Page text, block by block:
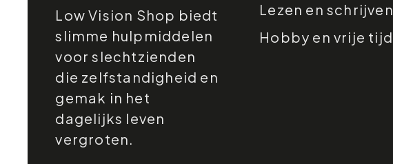
Low Vision Shop biedt
slimme hulpmiddelen
voor slechtzienden
die zelfstandigheid en
gemak in het
dagelijks leven
vergroten.
Lezen en schrijven
Hobby en vrije tijd